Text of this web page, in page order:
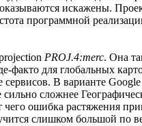
искажены.
программной
PROJ.4:merc. Она
для глобальных
В варианте
сложнее
ошибка растяжения
слишком большой по